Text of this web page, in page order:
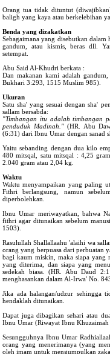
Orang tua tidak dituntut
baligh yang kaya atau berkelebihan
Benda yang dizakatkan
Sebagaimana yang disebutkan
gandum, atau kismis, beras dll.
setempat.
Abu Said Al-Khudri berkata :
Dan makanan kami adalah
Bukhari 3:293, 1515 Muslim 985).
Ukuran
Satu sha' yang sesuai dengan sha'
sallam bersabda:
"Timbangan itu adalah timbangan
penduduk Madinah."(HR. Abu
(6:31) dari Ibnu Umar dengan sanad
Yaitu sebanding dengan dua kilo
480 mitsqal, satu mitsqal : 4,25
2.040 gram atau 2,04 kg.
Waktu
Waktu menyampaikan yang paling
Fithri berlangsung, namun
diperbolehkan.
Ibnu Umar meriwayatkan, bahwa
fithri agar ditunaikan sebelum
1503).
Rasulullah Shallallaahu 'alaihi wa
orang yang berpuasa dari perbuatan
bagi kaum miskin, maka siapa yang
yang diterima, dan siapa yang
sedekah biasa. (HR. Abu Daud
menghasankan dalam Al-Irwa' No.
Jika ada halangan/udzur sehingga
hendaklah ditunaikan.
Dapat juga dibagikan sehari atau
Ibnu Umar (Riwayat Ibnu
Sesungguhnya Ibnu Umar
orang yang menerimanya (yang
oleh imam untuk mengumpulkan